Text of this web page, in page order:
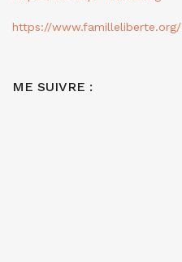
https://www.familleliberte.org/
ME SUIVRE :